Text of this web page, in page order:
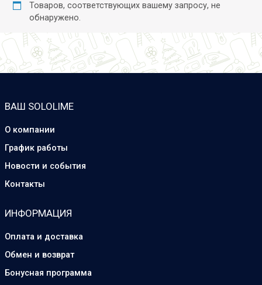
Товаров, соответствующих вашему запросу, не
обнаружено.
ВАШ SOLOLIME
О компании
График работы
Новости и события
Контакты
ИНФОРМАЦИЯ
Оплата и доставка
Обмен и возврат
Бонусная программа